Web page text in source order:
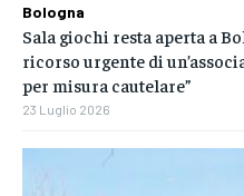
Bologna
Sala giochi resta aperta a
ricorso urgente di
per misura cautelare”
23 Luglio 2026